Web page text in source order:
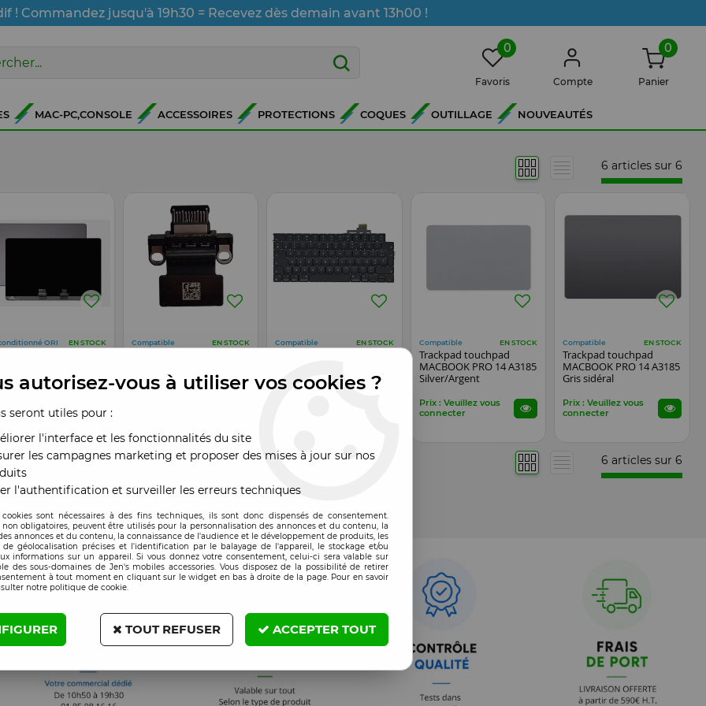
! Commandez jusqu'à 19h30 = Recevez dès demain avant 13h00 !
0
Favoris Compte
0
Panier
MAC-PC,CONSOLE ACCESSOIRES PROTECTIONS COQUES OUTILLAGE NOUVEAUTÉS
6 articles sur 6
ORI EN STOCK
complet avec
et nappe ecran
sidéral
Compatible EN STOCK Compatible EN STOCK
noir
Compatible EN STOCK
Trackpad touchpad
MACBOOK PRO 14 A3185
Silver/Argent
Prix : Veuillez vous
connecter
Compatible EN STOCK
Trackpad touchpad
MACBOOK PRO 14 A3185
Gris sidéral
Prix : Veuillez vous
connecter
6 articles sur 6
autorisez-vous à utiliser vos cookies ?
seront utiles pour :
l'interface et les fonctionnalités du site
les campagnes marketing et proposer des mises à jour sur nos
l'authentification et surveiller les erreurs techniques
cookies sont nécessaires à des fins techniques, ils sont donc dispensés de consentement.
non obligatoires, peuvent être utilisés pour la personnalisation des annonces et du contenu, la
annonces et du contenu, la connaissance de l'audience et le développement de produits, les
de géolocalisation précises et l'identification par le balayage de l'appareil, le stockage et/ou
informations sur un appareil. Si vous donnez votre consentement, celui-ci sera valable sur
des sous-domaines de Jen's mobiles accessories. Vous disposez de la possibilité de retirer
à tout moment en cliquant sur le widget en bas à droite de la page. Pour en savoir
notre politique de cookie.
TOUT REFUSER ACCEPTER TOUT